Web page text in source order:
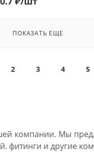
ПОКАЗАТЬ ЕЩЕ
2 3 4 5
компании. Мы
фитинги и другие